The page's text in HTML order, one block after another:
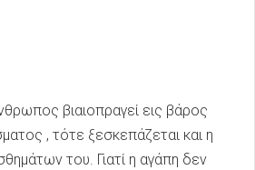
βιαιοπραγεί εις βάρος
, τότε ξεσκεπάζεται και η
του. Γιατί η αγάπη δεν